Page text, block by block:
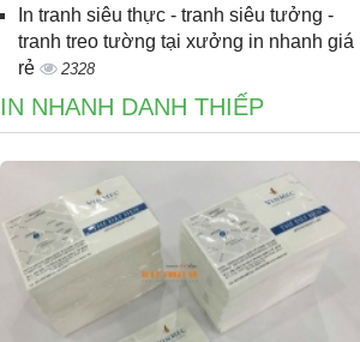
In tranh siêu thực - tranh siêu tưởng -
tranh treo tường tại xưởng in nhanh giá
rẻ
2328
IN NHANH DANH THIẾP